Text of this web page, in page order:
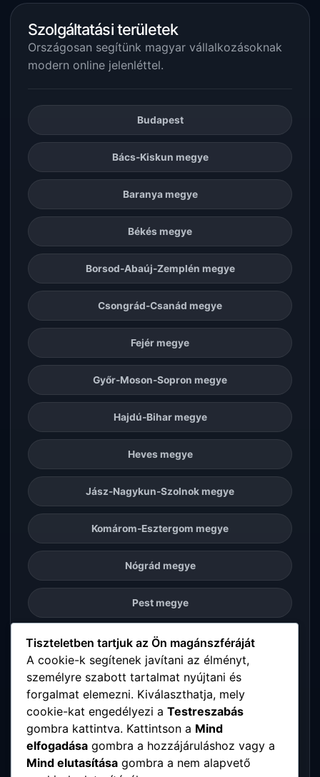
Szolgáltatási területek
Országosan segítünk magyar vállalkozásoknak
modern online jelenléttel.
Budapest
Bács-Kiskun megye
Baranya megye
Békés megye
Borsod-Abaúj-Zemplén megye
Csongrád-Csanád megye
Fejér megye
Győr-Moson-Sopron megye
Hajdú-Bihar megye
Heves megye
Jász-Nagykun-Szolnok megye
Komárom-Esztergom megye
Nógrád megye
Pest megye
Somogy megye
Szabolcs-Szatmár-Bereg megye
Tolna megye
Vas megye
Tiszteletben tartjuk az Ön magánszféráját
A cookie-k segítenek javítani az élményt,
személyre szabott tartalmat nyújtani és
forgalmat elemezni. Kiválaszthatja, mely
cookie-kat engedélyezi a Testreszabás
gombra kattintva. Kattintson a Mind
elfogadása gombra a hozzájáruláshoz vagy a
Mind elutasítása gombra a nem alapvető